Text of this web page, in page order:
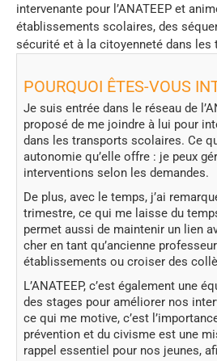
intervenante pour l’ANATEEP et
établissements scolaires, des
sécurité et à la citoyenneté dans
POURQUOI ÊTES-VOUS
Je suis entrée dans le réseau de
proposé de me joindre à lui pour
dans les transports scolaires. Ce
autonomie qu’elle offre : je peux
interventions selon les demandes.
De plus, avec le temps, j’ai
trimestre, ce qui me laisse du
permet aussi de maintenir un lien
cher en tant qu’ancienne
établissements ou croiser des
L’ANATEEP, c’est également une
des stages pour améliorer nos
ce qui me motive, c’est
prévention et du civisme est une
rappel essentiel pour nos jeunes,